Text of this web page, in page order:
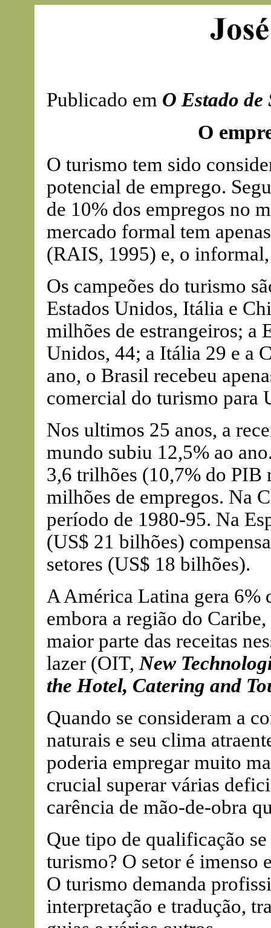
Publicado em O Estado de
O
O turismo tem sido
potencial de emprego.
de 10% dos empregos no
mercado formal tem
(RAIS, 1995) e, o
Os campeões do turismo
Estados Unidos, Itália e
milhões de estrangeiros; a
Unidos, 44; a Itália 29 e a
ano, o Brasil recebeu
comercial do turismo para
Nos ultimos 25 anos, a
mundo subiu 12,5% ao
3,6 trilhões (10,7% do PIB
milhões de empregos. Na
período de 1980-95. Na
(US$ 21 bilhões)
setores (US$ 18 bilhões).
A América Latina gera 6%
embora a região do
maior parte das receitas
lazer (OIT, New
the Hotel, Catering and
Quando se consideram a
naturais e seu clima
poderia empregar muito
crucial superar várias
carência de mão-de-obra
Que tipo de qualificação
turismo? O setor é imenso
O turismo demanda
interpretação e tradução,